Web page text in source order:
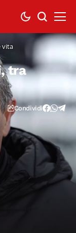
vita
tra
Condividi